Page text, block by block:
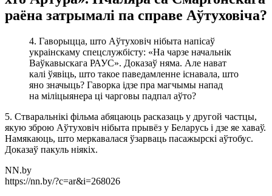
раёна затрымалі па справе Аўтуховіча?
4. Гаворыцца, што Аўтуховіч нібыта напісаў
украінскаму спецслужбісту: «На чарзе начальнік
Ваўкавыскага РАУС». Доказаў няма. Але нават
калі ўявіць, што такое паведамленне існавала, што
яно значыць? Гаворка ідзе пра магчымы напад
на міліцыянера ці чарговы падпал аўто?
5. Стваральнікі фільма абяцаюць расказаць у другой частцы,
якую зброю Аўтуховіч нібыта прывёз у Беларусь і дзе яе хаваў.
Намякаюць, што меркавалася ўзарваць пасажырскі аўтобус.
Доказаў пакуль ніякіх.
NN.by
https://nn.by/?c=ar&i=268026